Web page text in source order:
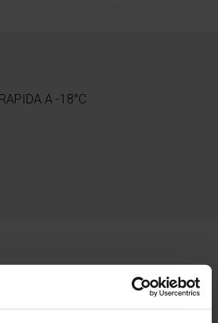
A -18°C
togliere la buccia del